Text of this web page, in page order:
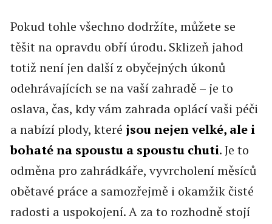
Pokud tohle všechno dodržíte, můžete se
těšit na opravdu obří úrodu. Sklizeň jahod
totiž není jen další z obyčejných úkonů
odehrávajících se na vaší zahradě – je to
oslava, čas, kdy vám zahrada oplácí vaši péči
a nabízí plody, které jsou nejen velké, ale i
bohaté na spoustu a spoustu chuti. Je to
odměna pro zahrádkáře, vyvrcholení měsíců
obětavé práce a samozřejmě i okamžik čisté
radosti a uspokojení. A za to rozhodně stojí